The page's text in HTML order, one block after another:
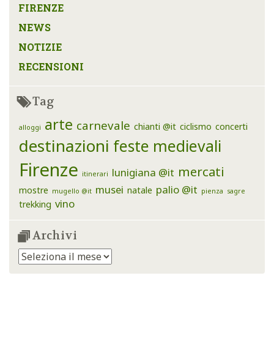
FIRENZE
NEWS
NOTIZIE
RECENSIONI
Tag
alloggi arte carnevale chianti @it ciclismo concerti
destinazioni feste medievali
Firenze itinerari lunigiana @it mercati
mostre mugello @it musei natale palio @it pienza sagre
trekking vino
Archivi
Archivi